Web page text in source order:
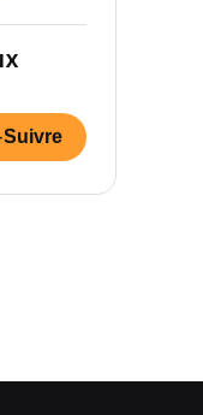
Suivre